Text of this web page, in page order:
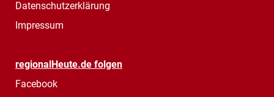
Datenschutzerklärung
Impressum
regionalHeute.de folgen
Facebook